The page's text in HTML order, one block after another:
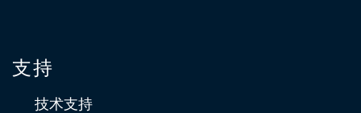
支持
技术支持